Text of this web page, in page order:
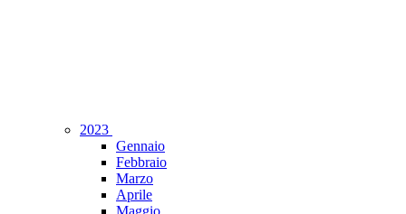
2023
Gennaio
Febbraio
Marzo
Aprile